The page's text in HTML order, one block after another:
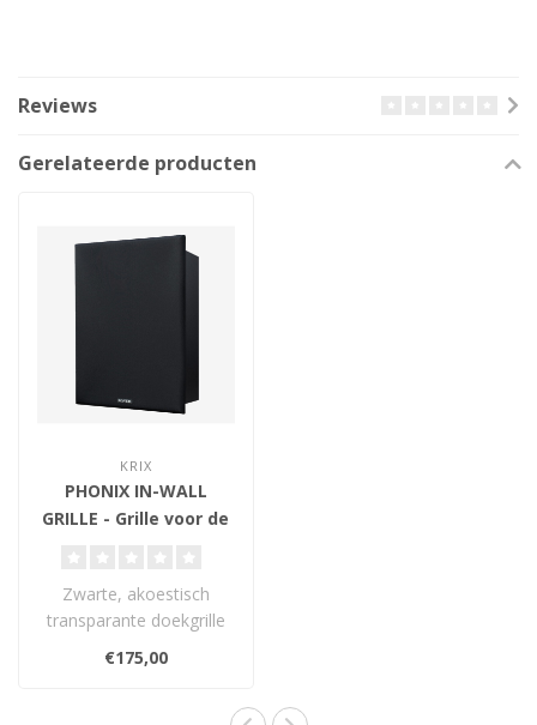
Reviews
Gerelateerde producten
KRIX
PHONIX IN-WALL
GRILLE - Grille voor de
Zwarte, akoestisch
transparante doekgrille
voor de Krix PHONIX In-
Wall luidsprek..
€175,00